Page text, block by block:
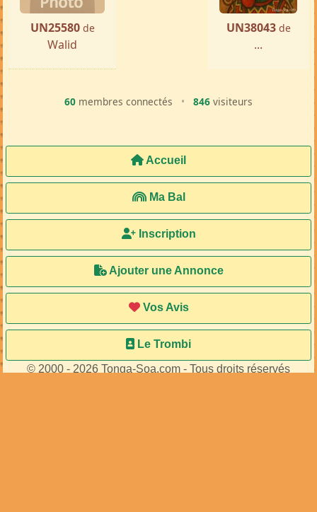
UN25580 de
Walid
UN38043 de
...
60 membres connectés • 846 visiteurs
Accueil
Ma Bal
Inscription
Ajouter une Annonce
Vos Avis
Le Trombi
© 2000 - 2026 Tonga-Soa.com - Tous droits réservés